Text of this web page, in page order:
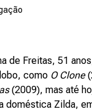
de Freitas, 51
como O Clone
(2009), mas até
doméstica Zilda,